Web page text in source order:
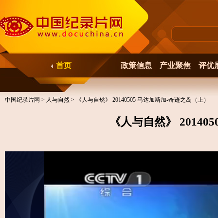
首页 政策信息 产业聚焦 评优
中国纪录片网 > 人与自然 > 《人与自然》 20140505 马达加斯加-奇迹之岛（上）
《人与自然》